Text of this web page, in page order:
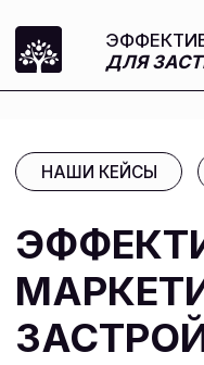
ЭФФЕКТИВНЫЙ
ДЛЯ
УВЕЛИЧИВАЕМ
25% ЗА ТРИ М|